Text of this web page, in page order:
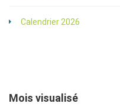
Calendrier 2026
Mois visualisé